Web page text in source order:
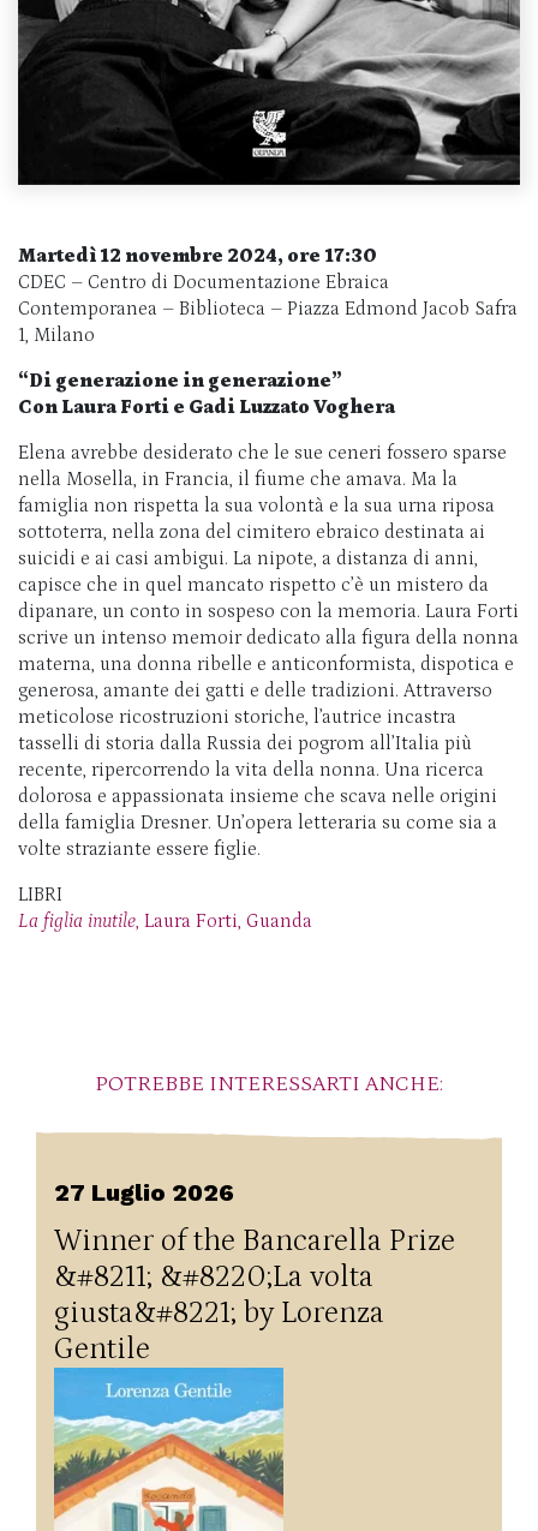
Martedì 12 novembre 2024, ore 17:30
CDEC – Centro di Documentazione Ebraica
Contemporanea – Biblioteca – Piazza Edmond Jacob Safra
1, Milano
“Di generazione in generazione”
Con Laura Forti e Gadi Luzzato Voghera
Elena avrebbe desiderato che le sue ceneri fossero sparse
nella Mosella, in Francia, il fiume che amava. Ma la
famiglia non rispetta la sua volontà e la sua urna riposa
sottoterra, nella zona del cimitero ebraico destinata ai
suicidi e ai casi ambigui. La nipote, a distanza di anni,
capisce che in quel mancato rispetto c’è un mistero da
dipanare, un conto in sospeso con la memoria. Laura Forti
scrive un intenso memoir dedicato alla figura della nonna
materna, una donna ribelle e anticonformista, dispotica e
generosa, amante dei gatti e delle tradizioni. Attraverso
meticolose ricostruzioni storiche, l’autrice incastra
tasselli di storia dalla Russia dei pogrom all’Italia più
recente, ripercorrendo la vita della nonna. Una ricerca
dolorosa e appassionata insieme che scava nelle origini
della famiglia Dresner. Un’opera letteraria su come sia a
volte straziante essere figlie.
LIBRI
La figlia inutile, Laura Forti, Guanda
POTREBBE INTERESSARTI ANCHE:
27 Luglio 2026
Winner of the Bancarella Prize
&#8211; &#8220;La volta
giusta&#8221; by Lorenza
Gentile